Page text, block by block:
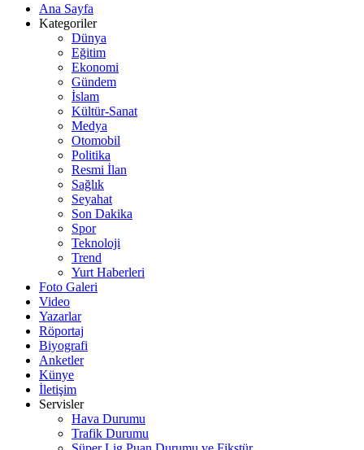
Ana Sayfa
Kategoriler
Dünya
Eğitim
Ekonomi
Gündem
İslam
Kültür-Sanat
Medya
Otomobil
Politika
Resmi İlan
Sağlık
Seyahat
Son Dakika
Spor
Teknoloji
Trend
Yurt Haberleri
Foto Galeri
Video
Yazarlar
Röportaj
Biyografi
Anketler
Künye
İletişim
Servisler
Hava Durumu
Trafik Durumu